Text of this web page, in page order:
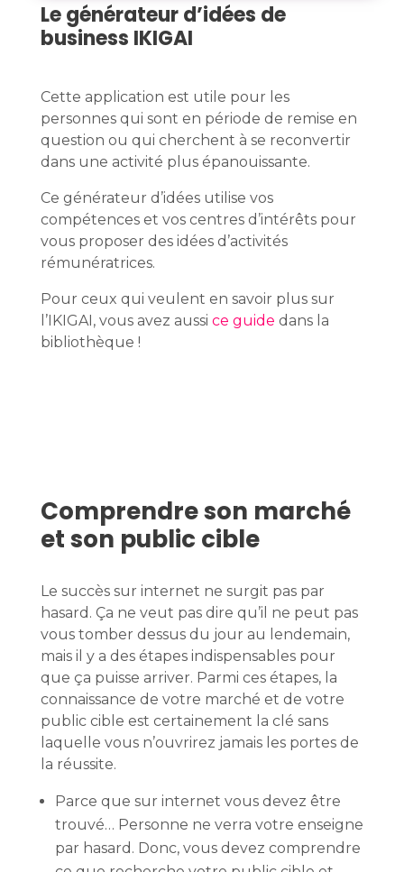
Le générateur d’idées de
business IKIGAI
Cette application est utile pour les
personnes qui sont en période de remise en
question ou qui cherchent à se reconvertir
dans une activité plus épanouissante.
Ce générateur d’idées utilise vos
compétences et vos centres d’intérêts pour
vous proposer des idées d’activités
rémunératrices.
Pour ceux qui veulent en savoir plus sur
l’IKIGAI, vous avez aussi ce guide dans la
bibliothèque !
Comprendre son marché
et son public cible
Le succès sur internet ne surgit pas par
hasard. Ça ne veut pas dire qu’il ne peut pas
vous tomber dessus du jour au lendemain,
mais il y a des étapes indispensables pour
que ça puisse arriver. Parmi ces étapes, la
connaissance de votre marché et de votre
public cible est certainement la clé sans
laquelle vous n’ouvrirez jamais les portes de
la réussite.
Parce que sur internet vous devez être
trouvé… Personne ne verra votre enseigne
par hasard. Donc, vous devez comprendre